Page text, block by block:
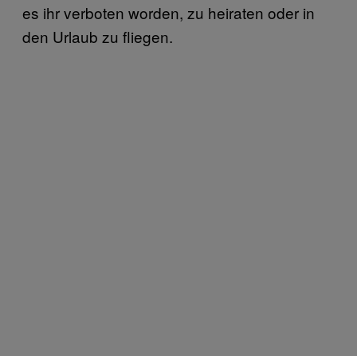
es ihr verboten worden, zu heiraten oder in
den Urlaub zu fliegen.